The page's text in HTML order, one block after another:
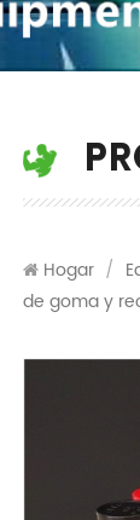
Hogar /
de goma y